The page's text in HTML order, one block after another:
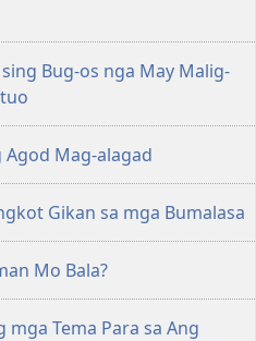
Bug-os nga May Malig-
Agod Mag-alagad
Gikan sa mga Bumalasa
Mo Bala?
mga Tema Para sa Ang